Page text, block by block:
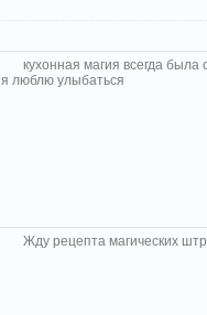
кухонная магия всегда
я люблю улыбаться
Жду рецепта магических